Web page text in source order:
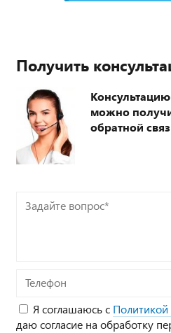
Получить
можно
обратной
Задайте
Телефон
Я соглашаюсь с
даю согласие на обработку